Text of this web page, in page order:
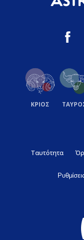
ΚΡΙΟΣ
Ταυτότητα